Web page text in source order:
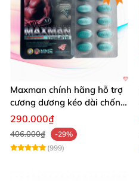
Maxman chính hãng hỗ trợ
cương dương kéo dài chống
xuất tinh sớm 10 viên
290.000₫
406.000₫
-29%
(999)